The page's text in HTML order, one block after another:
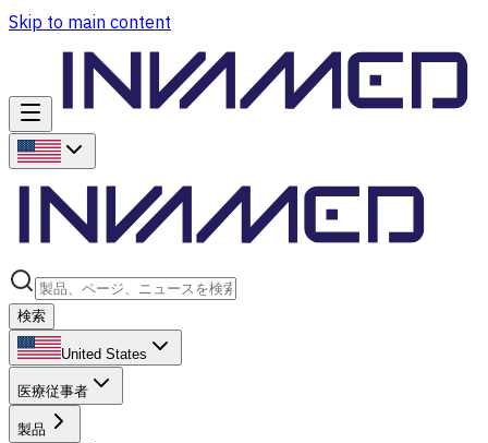
Skip to main content
検索
United States
医療従事者
製品